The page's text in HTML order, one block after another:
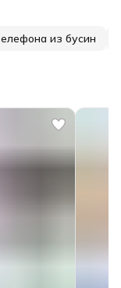
из бусин